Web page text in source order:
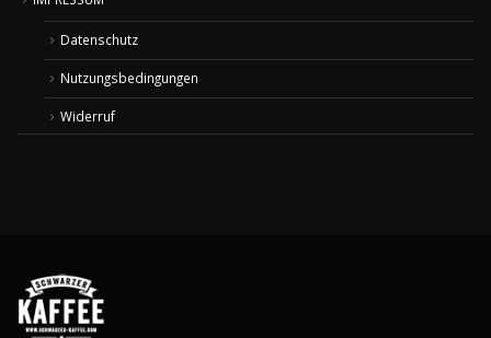
Datenschutz
Nutzungsbedingungen
Widerruf